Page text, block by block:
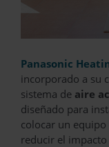
Panasonic
incorporado a su
sistema de aire
diseñado para
colocar un
reducir el